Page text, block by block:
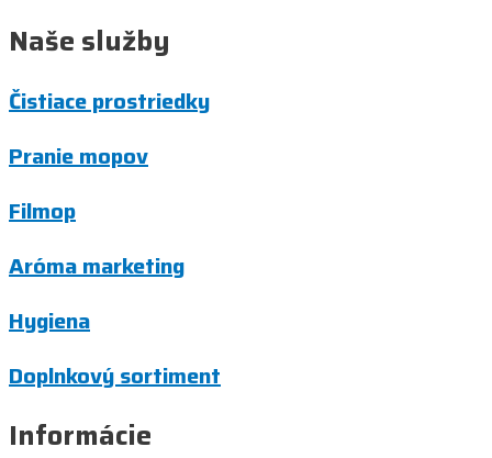
Naše služby
Čistiace prostriedky
Pranie mopov
Filmop
Aróma marketing
Hygiena
Doplnkový sortiment
Informácie